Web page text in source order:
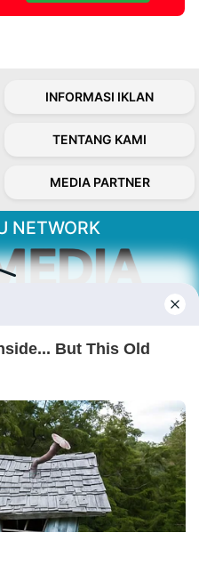
INFORMASI IKLAN
TENTANG KAMI
MEDIA PARTNER
NETWORK
dari sumber yang tepat.